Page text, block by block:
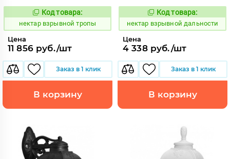
Код:
1126858
Код товара:
нектар взрывной тропы
Цена
11 856 руб./шт
Заказ в 1 клик
В корзину
Код:
1126871
Код товара:
нектар взрывной дальности
Цена
4 338 руб./шт
Заказ в 1 клик
В корзину